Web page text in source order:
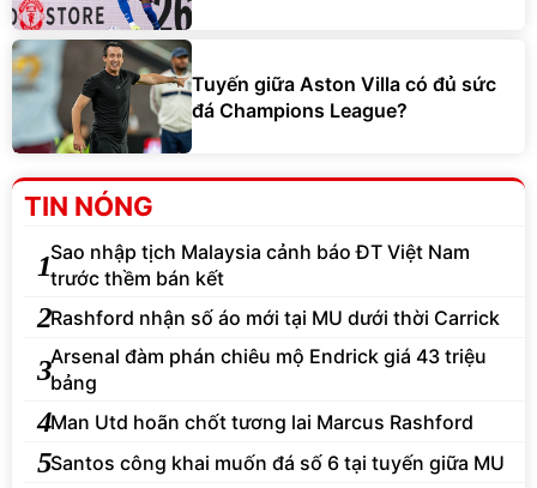
Tuyến giữa Aston Villa có đủ sức
đá Champions League?
TIN NÓNG
1Sao nhập tịch Malaysia cảnh báo ĐT Việt Nam
trước thềm bán kết
2Rashford nhận số áo mới tại MU dưới thời Carrick
3Arsenal đàm phán chiêu mộ Endrick giá 43 triệu
bảng
4Man Utd hoãn chốt tương lai Marcus Rashford
5Santos công khai muốn đá số 6 tại tuyến giữa MU